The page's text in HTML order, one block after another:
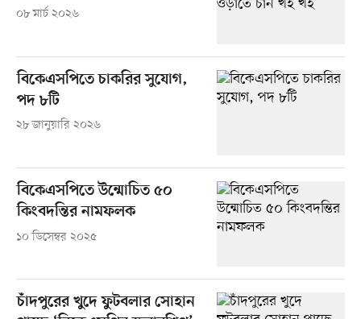
০৮ মার্চ ২০২৬
বিকেএসপিতে চাকরির সুযোগ,
পদ ৮টি
২৮ জানুয়ারি ২০২৬
বিকেএসপিতে উন্মোচিত ৫০
কিংবদন্তির নামফলক
১০ ডিসেম্বর ২০২৫
চাঁদপুরের খুদে ফুটবলার সোহান